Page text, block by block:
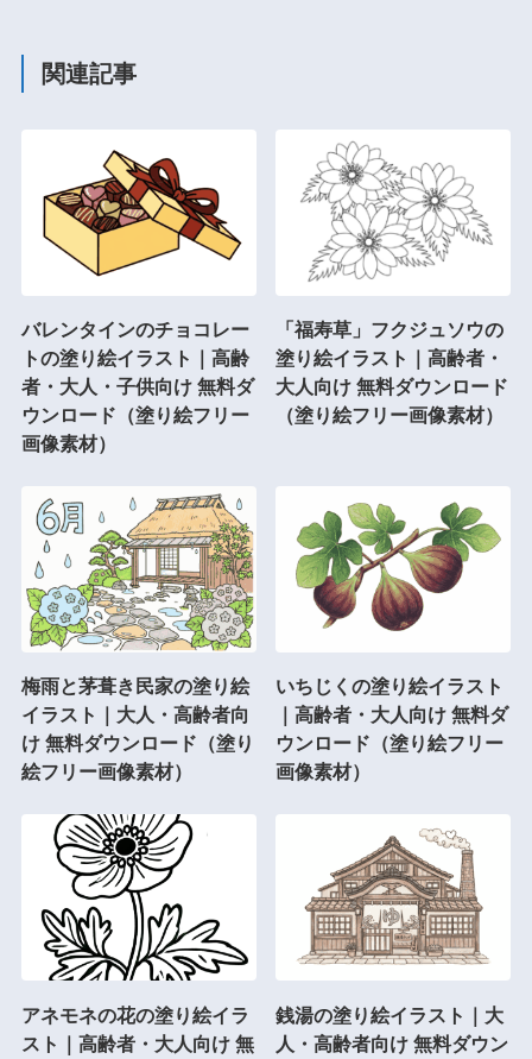
関連記事
バレンタインのチョコレー
トの塗り絵イラスト｜高齢
者・大人・子供向け 無料ダ
ウンロード（塗り絵フリー
画像素材）
「福寿草」フクジュソウの
塗り絵イラスト｜高齢者・
大人向け 無料ダウンロード
（塗り絵フリー画像素材）
梅雨と茅葺き民家の塗り絵
イラスト｜大人・高齢者向
け 無料ダウンロード（塗り
絵フリー画像素材）
いちじくの塗り絵イラスト
｜高齢者・大人向け 無料ダ
ウンロード（塗り絵フリー
画像素材）
アネモネの花の塗り絵イラ
スト｜高齢者・大人向け 無
銭湯の塗り絵イラスト｜大
人・高齢者向け 無料ダウン